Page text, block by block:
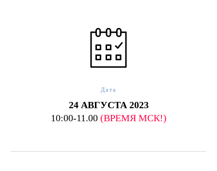
Дата
24 АВГУСТА 2023
10:00-11.00 (ВРЕМЯ МСК!)